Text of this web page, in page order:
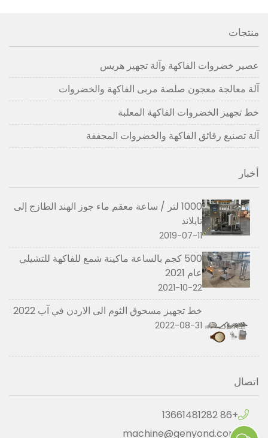
منتجات
عصير خضروات الفاكهة وآلة تجهيز هريس
آلة معالجة معجون صلصة مربى الفاكهة والخضروات
خط تجهيز الخضروات الفاكهة المعلبة
آلة تصنيع رقائق الفاكهة والخضروات المجففة
أخبار
1000 لتر / ساعة معقم ماء جوز الهند الطازج إلى
تايلاند
2019-07-11
500 كجم بالساعة ماكينة شمع للفاكهة للتشيلي
عام 2021
2021-10-22
خط تجهيز مسحوق الثوم الى الاردن في آب 2022
2022-08-31
اتصال
+86 13661481282
machine@genyond.com